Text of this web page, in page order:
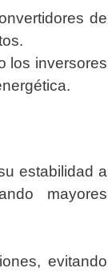
de
los inversores
estabilidad a
mayores
evitando